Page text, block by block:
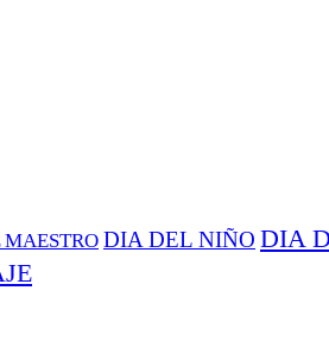
DIA DEL NIÑO DIA